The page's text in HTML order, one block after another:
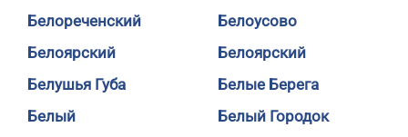
Белореченский
Белоусово
Белоярский
Белоярский
Белушья Губа
Белые Берега
Белый
Белый Городок